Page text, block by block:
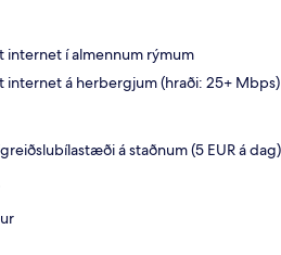
internet í almennum rýmum
internet á herbergjum (hraði: 25+ Mbps)
á staðnum (5 EUR á dag)